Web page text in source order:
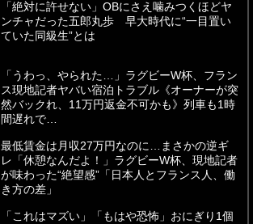
「絶対に許せない」OBにさえ噛みつくほどヤ
ンチャだった五郎丸歩 早大時代に“一目置い
ていた同級生”とは
「うわっ、やられた…」ラグビーW杯、フラン
ス現地記者ヤバい宿泊トラブル《オーナーが突
然バックれ、11万円返金不可かも》列車も1時
間遅れで…
最低賃金は月収27万円なのに…まさかの逆ギ
レ「休憩なんだよ！」ラグビーW杯、現地記者
が味わった“絶望感”「日本人とフランス人、働
き方の差」
「これはマズい」「もはや恐怖」おにぎり1個